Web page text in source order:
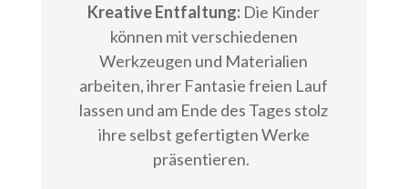
Kreative Entfaltung: Die Kinder
können mit verschiedenen
Werkzeugen und Materialien
arbeiten, ihrer Fantasie freien Lauf
lassen und am Ende des Tages stolz
ihre selbst gefertigten Werke
präsentieren.